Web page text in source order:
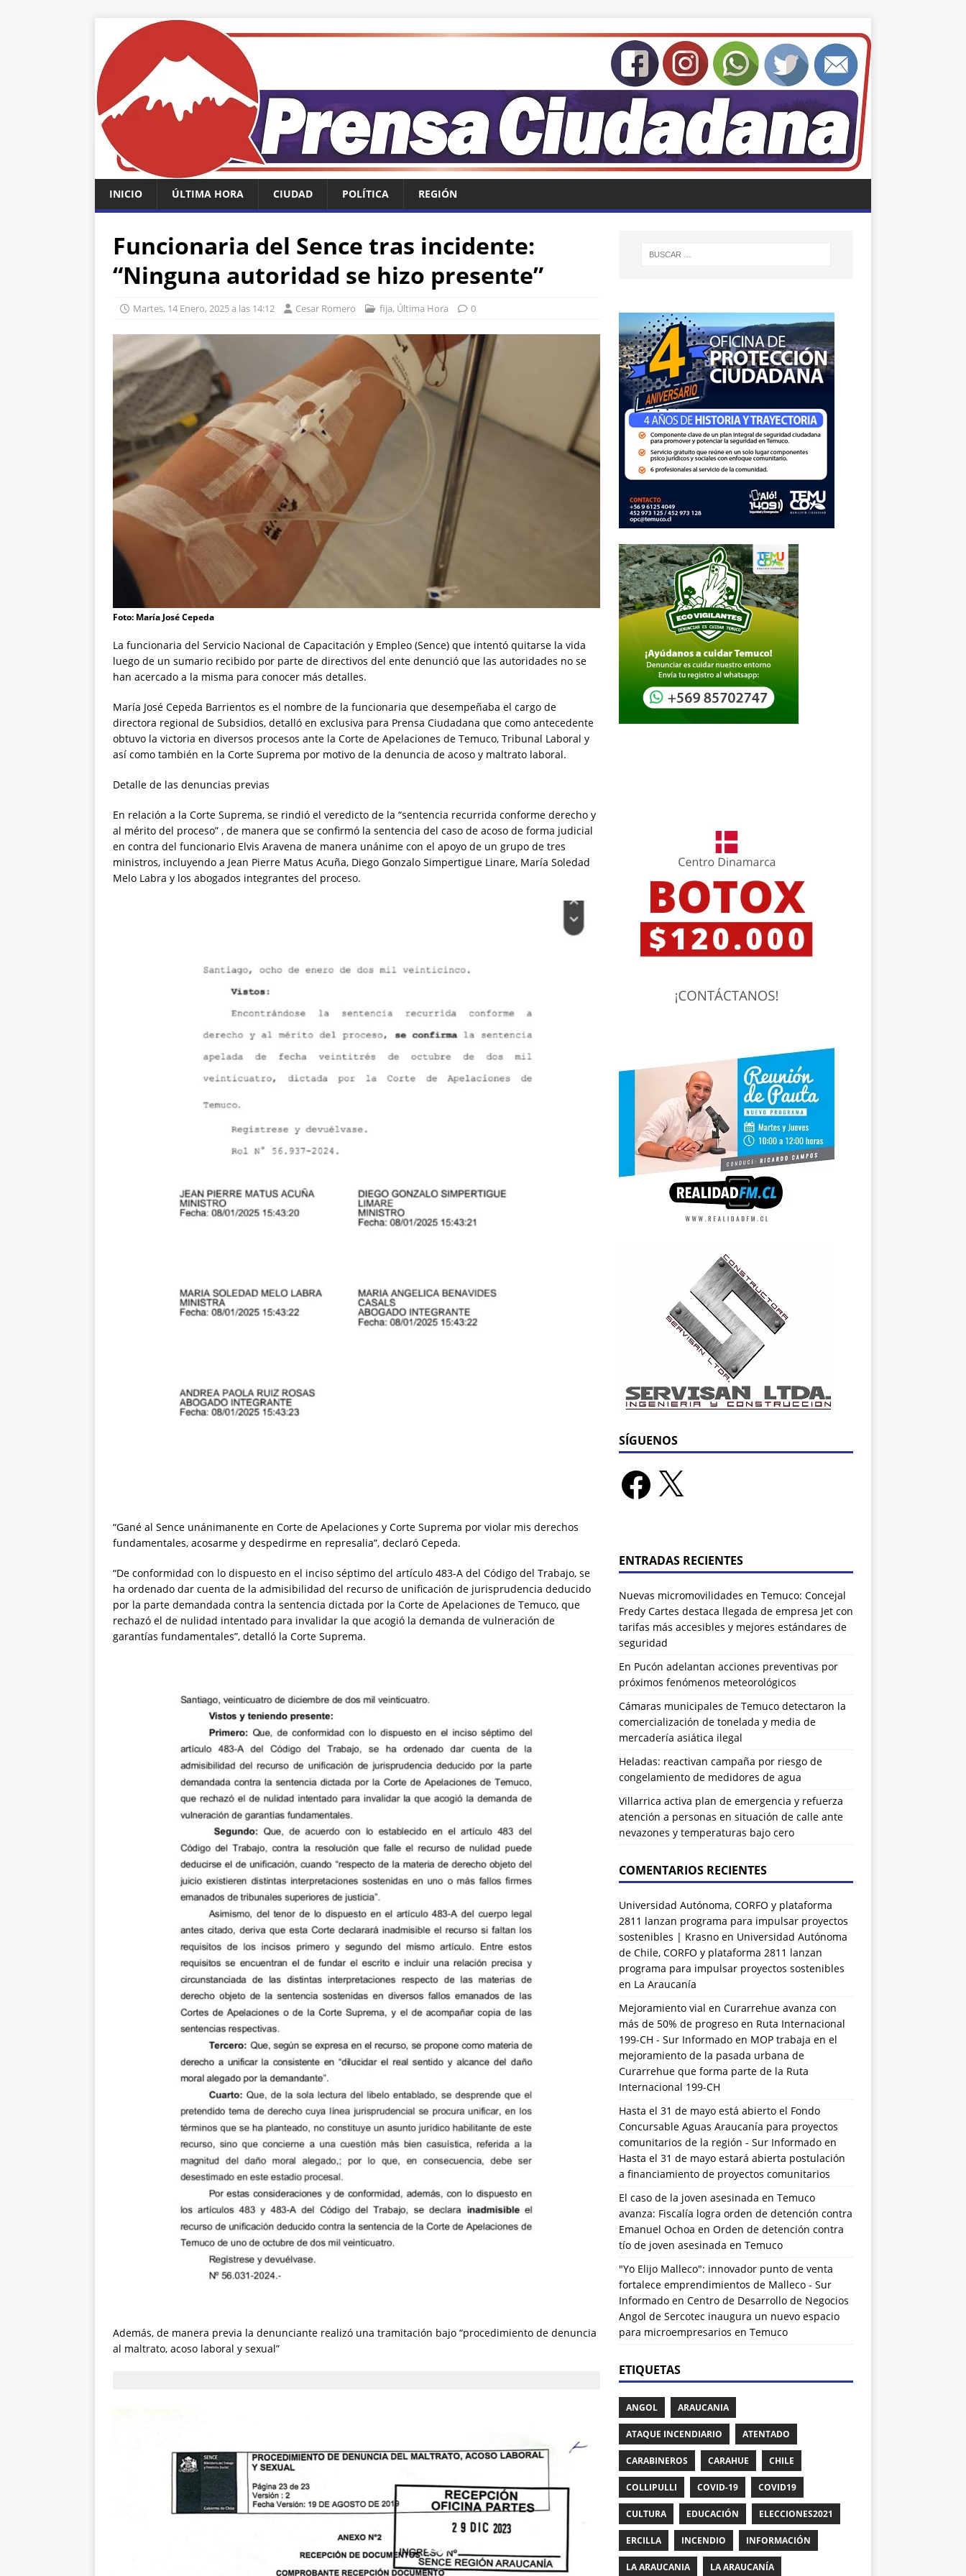
INICIO ÚLTIMA HORA CIUDAD POLÍTICA REGIÓN
Funcionaria del Sence tras incidente:
“Ninguna autoridad se hizo presente”
Martes, 14 Enero, 2025 a las 14:12 Cesar Romero fija, Última Hora 0
Foto: María José Cepeda
La funcionaria del Servicio Nacional de Capacitación y Empleo (Sence) que intentó quitarse la vida
luego de un sumario recibido por parte de directivos del ente denunció que las autoridades no se
han acercado a la misma para conocer más detalles.
María José Cepeda Barrientos es el nombre de la funcionaria que desempeñaba el cargo de
directora regional de Subsidios, detalló en exclusiva para Prensa Ciudadana que como antecedente
obtuvo la victoria en diversos procesos ante la Corte de Apelaciones de Temuco, Tribunal Laboral y
así como también en la Corte Suprema por motivo de la denuncia de acoso y maltrato laboral.
Detalle de las denuncias previas
En relación a la Corte Suprema, se rindió el veredicto de la “sentencia recurrida conforme derecho y
al mérito del proceso” , de manera que se confirmó la sentencia del caso de acoso de forma judicial
en contra del funcionario Elvis Aravena de manera unánime con el apoyo de un grupo de tres
ministros, incluyendo a Jean Pierre Matus Acuña, Diego Gonzalo Simpertigue Linare, María Soledad
Melo Labra y los abogados integrantes del proceso.
“Gané al Sence unánimanente en Corte de Apelaciones y Corte Suprema por violar mis derechos
fundamentales, acosarme y despedirme en represalia”, declaró Cepeda.
“De conformidad con lo dispuesto en el inciso séptimo del artículo 483-A del Código del Trabajo, se
ha ordenado dar cuenta de la admisibilidad del recurso de unificación de jurisprudencia deducido
por la parte demandada contra la sentencia dictada por la Corte de Apelaciones de Temuco, que
rechazó el de nulidad intentado para invalidar la que acogió la demanda de vulneración de
garantías fundamentales”, detalló la Corte Suprema.
Además, de manera previa la denunciante realizó una tramitación bajo “procedimiento de denuncia
al maltrato, acoso laboral y sexual”
SÍGUENOS
ENTRADAS RECIENTES
Nuevas micromovilidades en Temuco: Concejal
Fredy Cartes destaca llegada de empresa Jet con
tarifas más accesibles y mejores estándares de
seguridad
En Pucón adelantan acciones preventivas por
próximos fenómenos meteorológicos
Cámaras municipales de Temuco detectaron la
comercialización de tonelada y media de
mercadería asiática ilegal
Heladas: reactivan campaña por riesgo de
congelamiento de medidores de agua
Villarrica activa plan de emergencia y refuerza
atención a personas en situación de calle ante
nevazones y temperaturas bajo cero
COMENTARIOS RECIENTES
Universidad Autónoma, CORFO y plataforma
2811 lanzan programa para impulsar proyectos
sostenibles | Krasnoen Universidad Autónoma
de Chile, CORFO y plataforma 2811 lanzan
programa para impulsar proyectos sostenibles
en La Araucanía
Mejoramiento vial en Curarrehue avanza con
más de 50% de progreso en Ruta Internacional
199-CH - Sur Informadoen MOP trabaja en el
mejoramiento de la pasada urbana de
Curarrehue que forma parte de la Ruta
Internacional 199-CH
Hasta el 31 de mayo está abierto el Fondo
Concursable Aguas Araucanía para proyectos
comunitarios de la región - Sur Informadoen
Hasta el 31 de mayo estará abierta postulación
a financiamiento de proyectos comunitarios
El caso de la joven asesinada en Temuco
avanza: Fiscalía logra orden de detención contra
Emanuel Ochoa en Orden de detención contra
tío de joven asesinada en Temuco
"Yo Elijo Malleco": innovador punto de venta
fortalece emprendimientos de Malleco - Sur
Informadoen Centro de Desarrollo de Negocios
Angol de Sercotec inaugura un nuevo espacio
para microempresarios en Temuco
ETIQUETAS
ANGOL ARAUCANIA
ATAQUE INCENDIARIO ATENTADO
CARABINEROS CARAHUE CHILE
COLLIPULLI COVID-19 COVID19
CULTURA EDUCACIÓN ELECCIONES2021
ERCILLA INCENDIO INFORMACIÓN
LA ARAUCANIA LA ARAUCANÍA